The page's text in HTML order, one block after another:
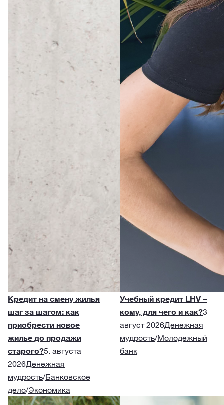
Кредит на смену жилья
шаг за шагом: как
приобрести новое
жилье до продажи
старого?5. августа
2026Денежная
мудрость/Банковское
дело/Экономика
Учебный кредит LHV –
кому, для чего и как?3
август 2026Денежная
мудрость/Молодежный
банк